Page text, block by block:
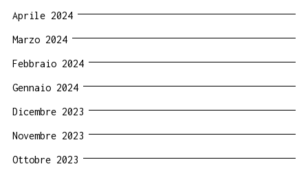
Aprile 2024
Marzo 2024
Febbraio 2024
Gennaio 2024
Dicembre 2023
Novembre 2023
Ottobre 2023